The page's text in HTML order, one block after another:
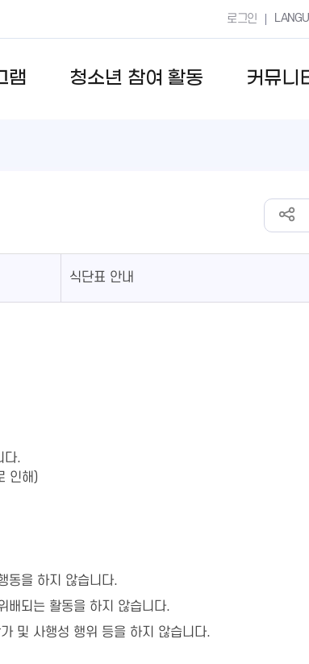
로그인
램 청소년 참여 활동 커뮤니
식단표 안내
다.
인해)
동을 하지 않습니다.
배되는 활동을 하지 않습니다.
및 사행성 행위 등을 하지 않습니다.